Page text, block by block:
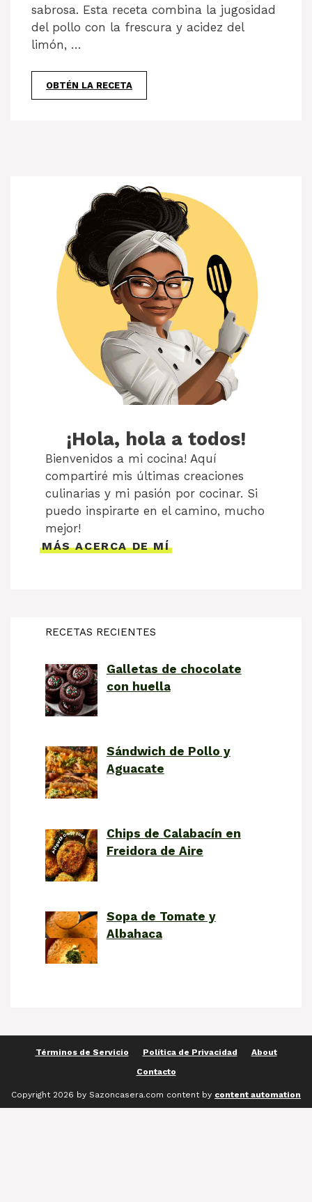
sabrosa. Esta receta combina la jugosidad
del pollo con la frescura y acidez del
limón, …
OBTÉN LA RECETA
¡Hola, hola a todos!
Bienvenidos a mi cocina! Aquí
compartiré mis últimas creaciones
culinarias y mi pasión por cocinar. Si
puedo inspirarte en el camino, mucho
mejor!
MÁS ACERCA DE MÍ
RECETAS RECIENTES
Galletas de chocolate
con huella
Sándwich de Pollo y
Aguacate
Chips de Calabacín en
Freidora de Aire
Sopa de Tomate y
Albahaca
Términos de Servicio Política de Privacidad
About
Contacto
Copyright 2026 by Sazoncasera.com content by content automation